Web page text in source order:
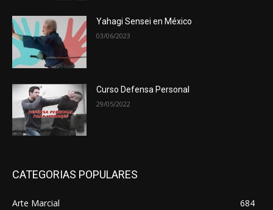
Yahagi Sensei en México
03/06/2023
Curso Defensa Personal
29/05/2022
CATEGORIAS POPULARES
Arte Marcial
684